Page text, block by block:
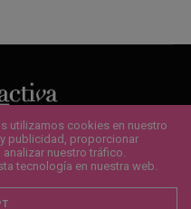
CONTACTO
LEGAL SUSCRÍBETE
los derechos reservados.
utilizamos cookies en nuestro
publicidad, proporcionar
nuestro tráfico.
tecnología en nuestra web.